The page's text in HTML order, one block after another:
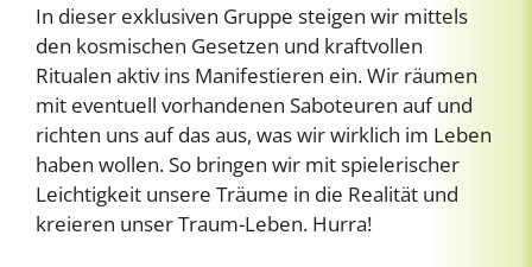
In dieser exklusiven Gruppe steigen wir mittels
den kosmischen Gesetzen und kraftvollen
Ritualen aktiv ins Manifestieren ein. Wir räumen
mit eventuell vorhandenen Saboteuren auf und
richten uns auf das aus, was wir wirklich im Leben
haben wollen. So bringen wir mit spielerischer
Leichtigkeit unsere Träume in die Realität und
kreieren unser Traum-Leben. Hurra!